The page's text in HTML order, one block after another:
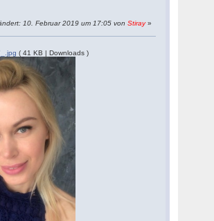
10. Februar 2019 um 17:05 vonStiray»
( 41 KB | Downloads )